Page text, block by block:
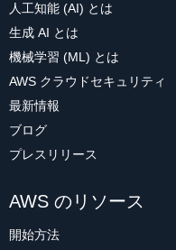
人工知能 (AI) とは
生成 AI とは
機械学習 (ML) とは
AWS クラウドセキュリティ
最新情報
ブログ
プレスリリース
AWS のリソース
開始方法